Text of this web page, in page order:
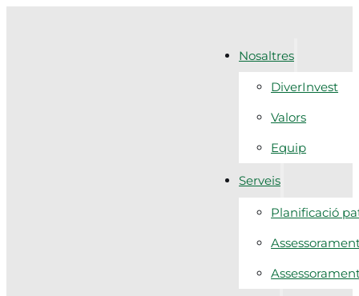
Nosaltres
DiverInvest
Valors
Equip
Serveis
Planificació